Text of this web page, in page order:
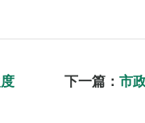
下一篇： 市